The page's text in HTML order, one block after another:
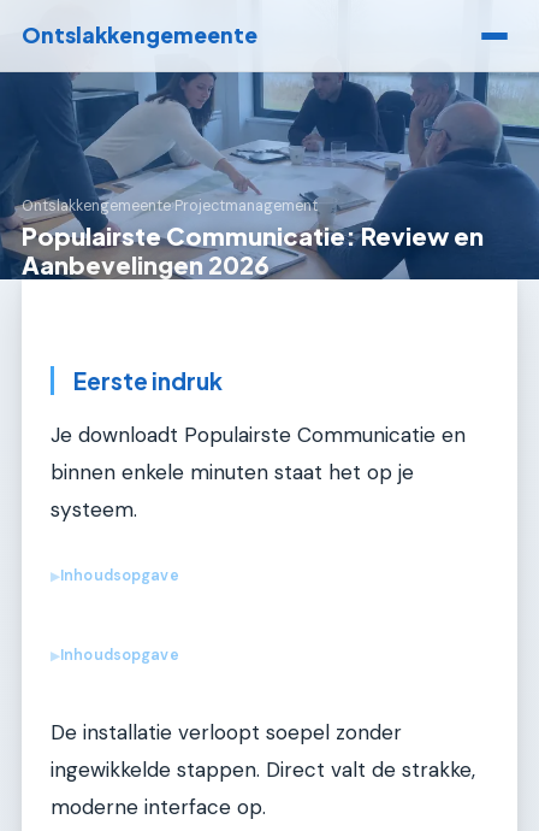
Ontslakkengemeente
Ontslakkengemeente›Projectmanagement
Populairste Communicatie: Review en
Aanbevelingen 2026
Eerste indruk
Je downloadt Populairste Communicatie en
binnen enkele minuten staat het op je
systeem.
▶Inhoudsopgave
▶Inhoudsopgave
De installatie verloopt soepel zonder
ingewikkelde stappen. Direct valt de strakke,
moderne interface op.